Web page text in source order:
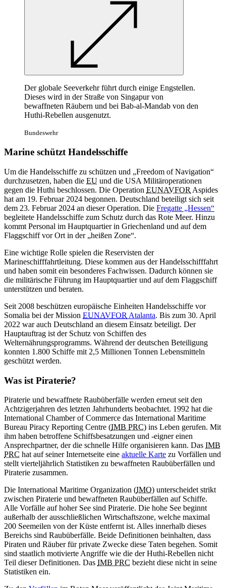
Der globale Seeverkehr führt durch einige Engstellen.
Dieses wird in der Straße von Singapur von
bewaffneten Räubern und bei Bab-al-Mandab von den
Huthi-Rebellen ausgenutzt.
Bundeswehr
Marine schützt Handelsschiffe
Um die Handelsschiffe zu schützen und „Freedom of Navigation“
durchzusetzen, haben die EU und die USA Militäroperationen
gegen die Huthi beschlossen. Die Operation EUNAVFOR Aspides
hat am 19. Februar 2024 begonnen. Deutschland beteiligt sich seit
dem 23. Februar 2024 an dieser Operation. Die Fregatte „Hessen“
begleitete Handelsschiffe zum Schutz durch das Rote Meer. Hinzu
kommt Personal im Hauptquartier in Griechenland und auf dem
Flaggschiff vor Ort in der „heißen Zone“.
Eine wichtige Rolle spielen die Reservisten der
Marineschifffahrtleitung. Diese kommen aus der Handelsschifffahrt
und haben somit ein besonderes Fachwissen. Dadurch können sie
die militärische Führung im Hauptquartier und auf dem Flaggschiff
unterstützen und beraten.
Seit 2008 beschützen europäische Einheiten Handelsschiffe vor
Somalia bei derMission EUNAVFOR Atalanta. Bis zum 30. April
2022 war auch Deutschland an diesem Einsatz beteiligt. Der
Hauptauftrag ist der Schutz von Schiffen des
Welternährungsprogramms. Während der deutschen Beteiligung
konnten 1.800 Schiffe mit 2,5 Millionen Tonnen Lebensmitteln
geschützt werden.
Was ist Piraterie?
Piraterie und bewaffnete Raubüberfälle werden erneut seit den
Achtzigerjahren des letzten Jahrhunderts beobachtet. 1992 hat die
International Chamber of Commerce das International Maritime
Bureau Piracy Reporting Centre (IMB PRC) ins Leben gerufen. Mit
ihm haben betroffene Schiffsbesatzungen und -eigner einen
Ansprechpartner, der die schnelle Hilfe organisieren kann. Das IMB
PRC hat auf seiner Internetseite eine aktuelle Karte zu Vorfällen und
stellt vierteljährlich Statistiken zu bewaffneten Raubüberfällen und
Piraterie zusammen.
Die International Maritime Organization (IMO) unterscheidet strikt
zwischen Piraterie und bewaffneten Raubüberfällen auf Schiffe.
Alle Vorfälle auf hoher See sind Piraterie. Die hohe See beginnt
außerhalb der ausschließlichen Wirtschaftszone, welche maximal
200 Seemeilen von der Küste entfernt ist. Alles innerhalb dieses
Bereichs sind Raubüberfälle. Beide Definitionen beinhalten, dass
Piraten und Räuber für private Zwecke diese Taten begehen. Somit
sind staatlich motivierte Angriffe wie die der Huthi-Rebellen nicht
Teil dieser Definitionen. Das IMB PRC bezieht diese nicht in seine
Statistiken ein.